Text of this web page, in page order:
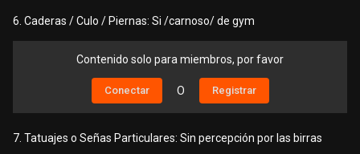
6. Caderas / Culo / Piernas: Si /carnoso/ de gym
Contenido solo para miembros, por favor
Conectar O Registrar
7. Tatuajes o Señas Particulares: Sin percepción por las birras